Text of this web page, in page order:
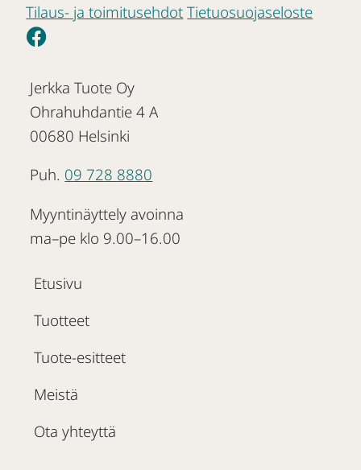
Tilaus- ja toimitusehdot Tietuosuojaseloste
Jerkka Tuote Oy
Ohrahuhdantie 4 A
00680 Helsinki
Puh. 09 728 8880
Myyntinäyttely avoinna
ma–pe klo 9.00–16.00
Etusivu
Tuotteet
Tuote-esitteet
Meistä
Ota yhteyttä